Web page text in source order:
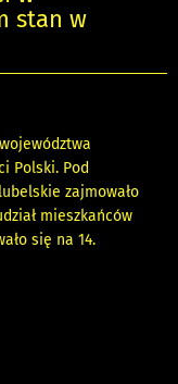
stan w
Polski. Pod
zajmowało
mieszkańców
się na 14.